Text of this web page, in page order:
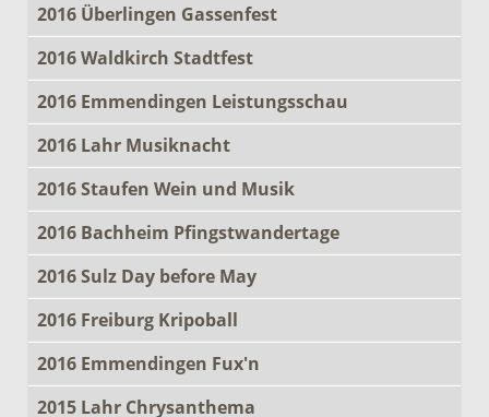
2016 Überlingen Gassenfest
2016 Waldkirch Stadtfest
2016 Emmendingen Leistungsschau
2016 Lahr Musiknacht
2016 Staufen Wein und Musik
2016 Bachheim Pfingstwandertage
2016 Sulz Day before May
2016 Freiburg Kripoball
2016 Emmendingen Fux'n
2015 Lahr Chrysanthema